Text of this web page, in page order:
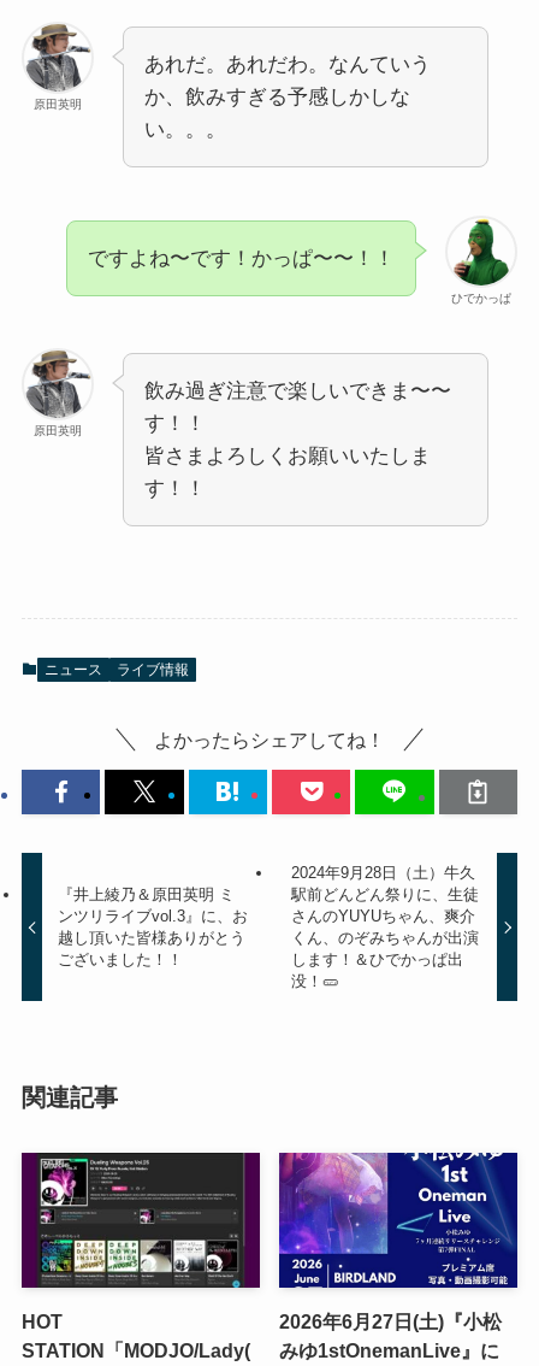
原田英明
あれだ。あれだわ。なんていう
か、飲みすぎる予感しかしな
い。。。
ひでかっぱ
ですよね〜です！かっぱ〜〜！！
原田英明
飲み過ぎ注意で楽しいできま〜〜
す！！
皆さまよろしくお願いいたしま
す！！
ニュース ライブ情報
よかったらシェアしてね！
『井上綾乃＆原田英明 ミ
ンツリライブvol.3』に、お
越し頂いた皆様ありがとう
ございました！！
2024年9月28日（土）牛久
駅前どんどん祭りに、生徒
さんのYUYUちゃん、爽介
くん、のぞみちゃんが出演
します！＆ひでかっぱ出
没！🥒
関連記事
HOT
STATION「MODJO/Lady(
2026年6月27日(土)『小松
みゆ1stOnemanLive』に